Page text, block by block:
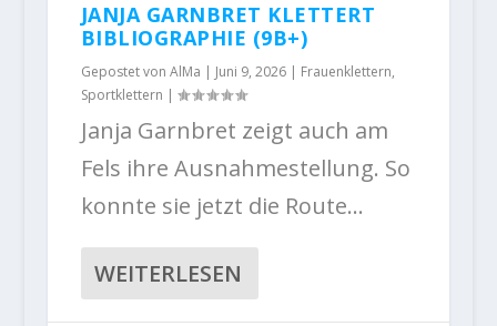
JANJA GARNBRET KLETTERT
BIBLIOGRAPHIE (9B+)
Gepostet von AlMa | Juni 9, 2026| Frauenklettern,
Sportklettern |
Janja Garnbret zeigt auch am
Fels ihre Ausnahmestellung. So
konnte sie jetzt die Route...
WEITERLESEN